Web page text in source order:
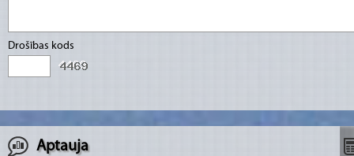
Drošības kods
Aptauja